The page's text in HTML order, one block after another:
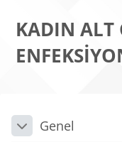
KADIN ALT
Bloklar
Bölüm
DaraltGenel